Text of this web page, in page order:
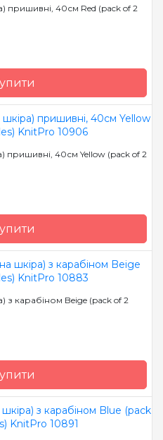
пришивні, 40см Red (pack of 2
пришивні, 40см Yellow (pack of 2
з карабіном Beige (pack of 2